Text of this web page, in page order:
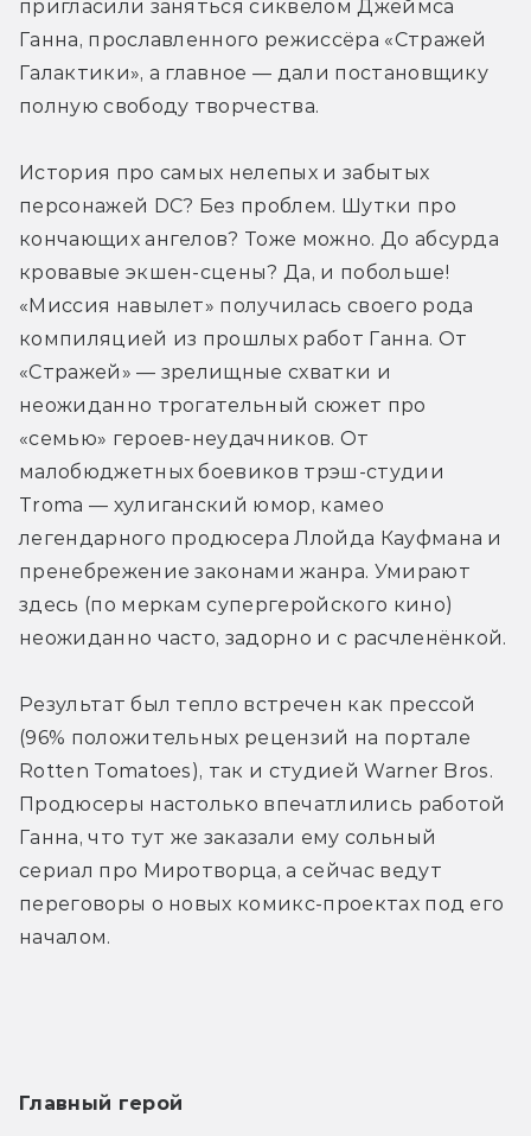
пригласили заняться сиквелом Джеймса
Ганна, прославленного режиссёра «Стражей
Галактики», а главное — дали постановщику
полную свободу творчества.
История про самых нелепых и забытых
персонажей DC? Без проблем. Шутки про
кончающих ангелов? Тоже можно. До абсурда
кровавые экшен-сцены? Да, и побольше!
«Миссия навылет» получилась своего рода
компиляцией из прошлых работ Ганна. От
«Стражей» — зрелищные схватки и
неожиданно трогательный сюжет про
«семью» героев-неудачников. От
малобюджетных боевиков трэш-студии
Troma — хулиганский юмор, камео
легендарного продюсера Ллойда Кауфмана и
пренебрежение законами жанра. Умирают
здесь (по меркам супергеройского кино)
неожиданно часто, задорно и с расчленёнкой.
Результат был тепло встречен как прессой
(96% положительных рецензий на портале
Rotten Tomatoes), так и студией Warner Bros.
Продюсеры настолько впечатлились работой
Ганна, что тут же заказали ему сольный
сериал про Миротворца, а сейчас ведут
переговоры о новых комикс-проектах под его
началом.
Главный герой